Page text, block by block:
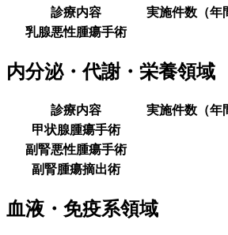
診療内容
実施件数（年
乳腺悪性腫瘍手術
内分泌・代謝・栄養領域
診療内容
実施件数（年
甲状腺腫瘍手術
副腎悪性腫瘍手術
副腎腫瘍摘出術
血液・免疫系領域